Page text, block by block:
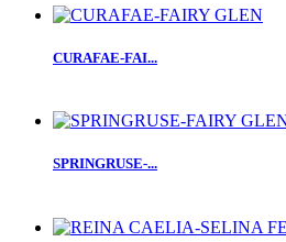
CURAFAE-FAI...
SPRINGRUSE-...